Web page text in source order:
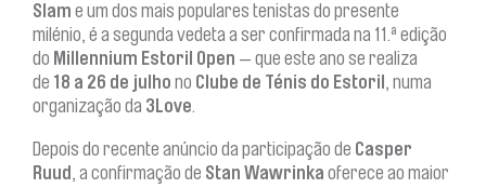
Slam e um dos mais populares tenistas do presente
milénio, é a segunda vedeta a ser confirmada na 11.ª edição
do Millennium Estoril Open — que este ano se realiza
de 18 a 26 de julho no Clube de Ténis do Estoril, numa
organização da 3Love.
Depois do recente anúncio da participação de Casper
Ruud, a confirmação de Stan Wawrinka oferece ao maior